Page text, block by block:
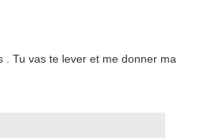
. Tu vas te lever et me donner ma